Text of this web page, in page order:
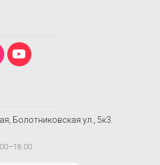
Болотниковская ул., 5к3.